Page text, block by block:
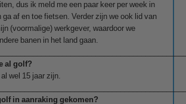
dus ik meld me een paar keer per week in
ga af en toe fietsen. Verder zijn we ook lid van
(voormalige) werkgever, waardoor we
banen in het land gaan.
al golf?
wel 15 jaar zijn.
in aanraking gekomen?